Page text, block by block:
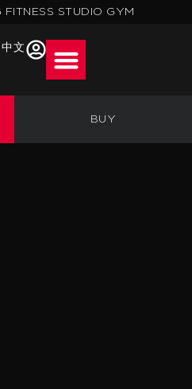
FITNESS STUDIO GYM
中文
BUY